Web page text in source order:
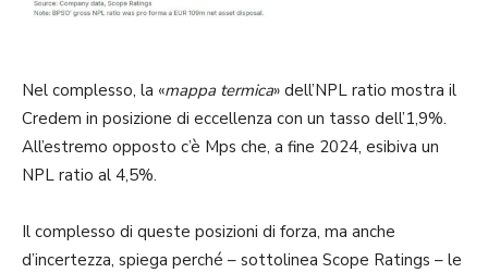
Nel complesso, la «mappa termica» dell’NPL ratio mostra il
Credem in posizione di eccellenza con un tasso dell’1,9%.
All’estremo opposto c’è Mps che, a fine 2024, esibiva un
NPL ratio al 4,5%.
Il complesso di queste posizioni di forza, ma anche
d’incertezza, spiega perché – sottolinea Scope Ratings – le